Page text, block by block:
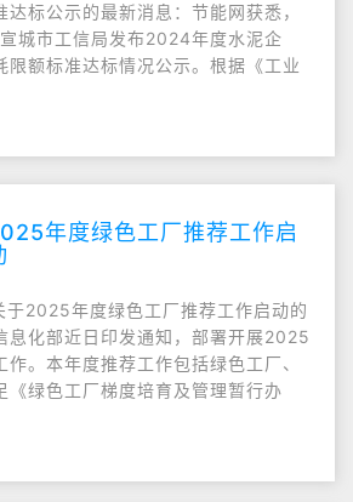
标公示的最新消息：节能网获悉，
城市工信局发布2024年度水泥企
限额标准达标情况公示。根据《工业
年度绿色工厂推荐工作启
2025年度绿色工厂推荐工作启动的
息化部近日印发通知，部署开展2025
。本年度推荐工作包括绿色工厂、
《绿色工厂梯度培育及管理暂行办